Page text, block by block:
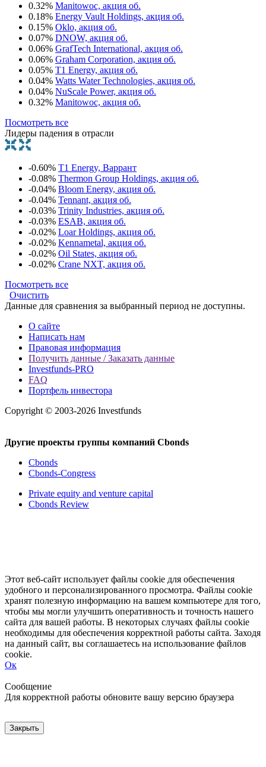
0.32% Manitowoc, акция об.
0.18% Energy Vault Holdings, акция об.
0.15% Oklo, акция об.
0.07% DNOW, акция об.
0.06% GrafTech International, акция об.
0.06% Graham Corporation, акция об.
0.05% T1 Energy, акция об.
0.04% Watts Water Technologies, акция об.
0.04% NuScale Power, акция об.
0.32% Manitowoc, акция об.
Посмотреть все
Лидеры падения в отрасли
-0.60% T1 Energy, Варрант
-0.08% Thermon Group Holdings, акция об.
-0.04% Bloom Energy, акция об.
-0.04% Tennant, акция об.
-0.03% Trinity Industries, акция об.
-0.03% ESAB, акция об.
-0.02% Loar Holdings, акция об.
-0.02% Kennametal, акция об.
-0.02% Oil States, акция об.
-0.02% Crane NXT, акция об.
Посмотреть все
Очистить
Данные для сравнения за выбранный период не доступны.
О сайте
Написать нам
Правовая информация
Получить данные / Заказать данные
Investfunds-PRO
FAQ
Портфель инвестора
Copyright © 2003-2026 Investfunds
Другие проекты группы компаний Cbonds
Cbonds
Cbonds-Congress
Private equity and venture capital
Cbonds Review
Этот веб-сайт использует файлы cookie для обеспечения
удобного и персонализированного просмотра. Файлы cookie
хранят полезную информацию на вашем компьютере для того,
чтобы мы могли улучшить оперативность и точность нашего
сайта для вашей работы. В некоторых случаях файлы cookie
необходимы для обеспечения корректной работы сайта. Заходя
на данный сайт, вы соглашаетесь на использование файлов
cookie.
Ок
Сообщение
Для корректной работы обновите вашу версию браузера
Закрыть